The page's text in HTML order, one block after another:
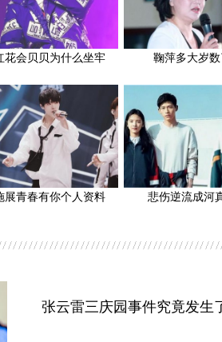
花会贝贝为什么坐牢 鞠萍多大岁数
展青春有你个人资料 悲伤逆流成河
张云雷三庆园事件究竟发生